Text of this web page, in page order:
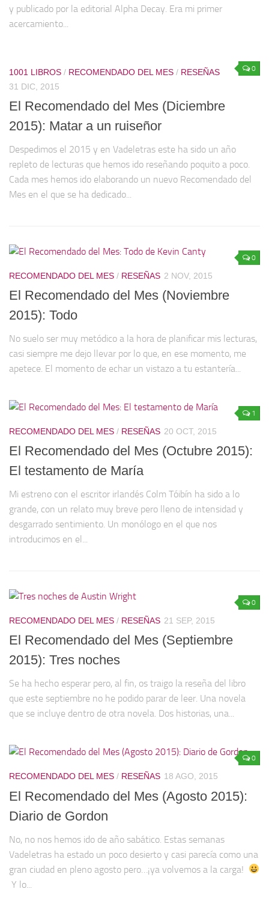
y publicado por la editorial Alpha Decay. Era mi primer
acercamiento...
0
1001 LIBROS / RECOMENDADO DEL MES / RESEÑAS
31 DIC, 2015
El Recomendado del Mes (Diciembre
2015): Matar a un ruiseñor
Despedimos el 2015 y en Vadeletras este ha sido un año
repleto de lecturas que hemos ido reseñando poquito a poco.
Cada mes hemos ido elaborando un nuevo Recomendado del
Mes en el que se ha dedicado...
0
RECOMENDADO DEL MES / RESEÑAS 2 NOV, 2015
El Recomendado del Mes (Noviembre
2015): Todo
No suelo ser muy metódico a la hora de planificar mis lecturas,
casi siempre me dejo llevar por lo que, en ese momento, me
apetece. El momento de echar un vistazo a tu estantería...
1
RECOMENDADO DEL MES / RESEÑAS 20 OCT, 2015
El Recomendado del Mes (Octubre 2015):
El testamento de María
Mi estreno con el escritor irlandés Colm Tóibín ha sido a lo
grande, con un relato muy breve pero lleno de intensidad y
desgarrado sentimiento. Un monólogo en el que nos
introducimos en el...
0
RECOMENDADO DEL MES / RESEÑAS 21 SEP, 2015
El Recomendado del Mes (Septiembre
2015): Tres noches
Se ha hecho esperar pero, al fin, os traigo la reseña del libro
que este septiembre no he podido parar de leer. Una novela
que se incluye dentro de otra novela. Dos historias, una...
0
RECOMENDADO DEL MES / RESEÑAS 18 AGO, 2015
El Recomendado del Mes (Agosto 2015):
Diario de Gordon
No, no nos hemos ido de año sabático. Estas semanas
Vadeletras ha estado un poco desierto y casi parecía como una
gran ciudad en pleno agosto pero…¡ya volvemos a la carga!
Y lo...